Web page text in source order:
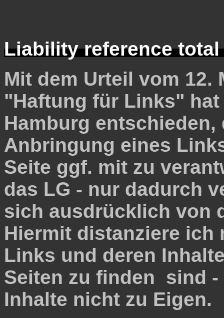
Liability reference
Mit dem Urteil vom 12.
"Haftung für Links"
Hamburg
Anbringung eines
Seite ggf. mit zu
das LG - nur dadurch
sich ausdrücklich von
Hiermit distanziere
Links und deren
Seiten zu finden sind
Inhalte nicht zu Eigen.